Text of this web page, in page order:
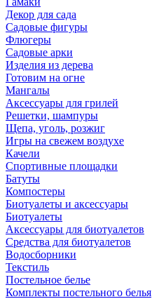
Декор для сада
Садовые фигуры
Флюгеры
Садовые арки
Изделия из дерева
Готовим на огне
Мангалы
Аксессуары для грилей
Решетки, шампуры
Щепа, уголь, розжиг
Игры на свежем воздухе
Качели
Спортивные площадки
Батуты
Компостеры
Биотуалеты и аксессуары
Биотуалеты
Аксессуары для биотуалетов
Средства для биотуалетов
Водосборники
Текстиль
Постельное белье
Комплекты постельного белья